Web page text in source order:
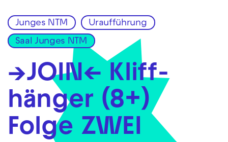
Zur Hauptnavigation springen
Zum Hauptinhalt springen Zum Footer springen
Junges NTM Uraufführung
Saal Junges NTM
→JOIN← Kliff­
hänger (8+)
Folge ZWEI